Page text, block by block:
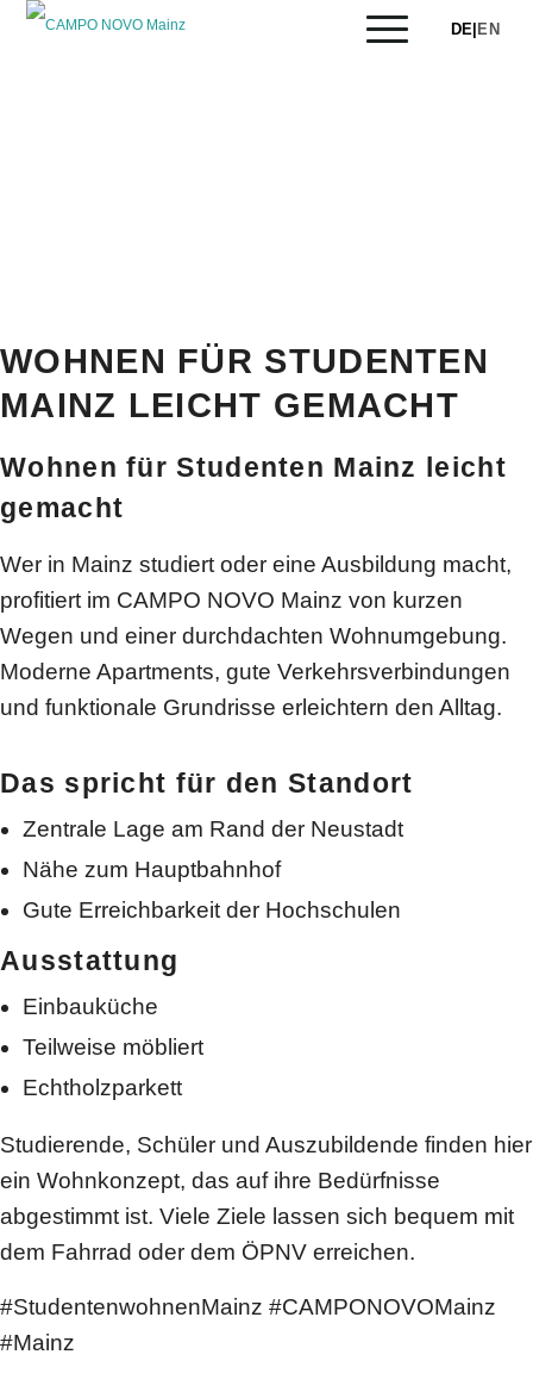
DE EN
WOHNEN FÜR STUDENTEN
MAINZ LEICHT GEMACHT
Wohnen für Studenten Mainz leicht
gemacht
Wer in Mainz studiert oder eine Ausbildung macht,
profitiert im CAMPO NOVO Mainz von kurzen
Wegen und einer durchdachten Wohnumgebung.
Moderne Apartments, gute Verkehrsverbindungen
und funktionale Grundrisse erleichtern den Alltag.
Das spricht für den Standort
Zentrale Lage am Rand der Neustadt
Nähe zum Hauptbahnhof
Gute Erreichbarkeit der Hochschulen
Ausstattung
Einbauküche
Teilweise möbliert
Echtholzparkett
Studierende, Schüler und Auszubildende finden hier
ein Wohnkonzept, das auf ihre Bedürfnisse
abgestimmt ist. Viele Ziele lassen sich bequem mit
dem Fahrrad oder dem ÖPNV erreichen.
#StudentenwohnenMainz #CAMPONOVOMainz
#Mainz